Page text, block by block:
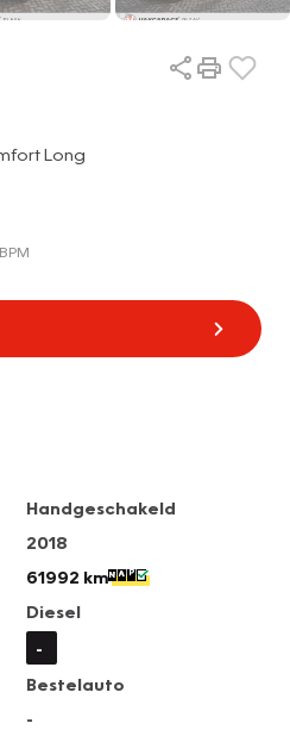
Long
Handgeschakeld
2018
61992 km
Diesel
-
Bestelauto
-